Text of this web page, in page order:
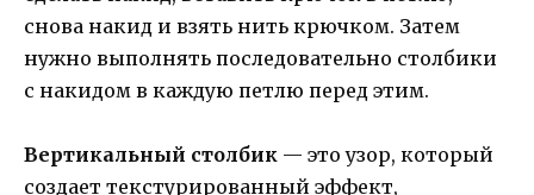
снова накид и взять нить крючком. Затем
нужно выполнять последовательно столбики
с накидом в каждую петлю перед этим.
Вертикальный столбик — это узор, который
создает текстурированный эффект,